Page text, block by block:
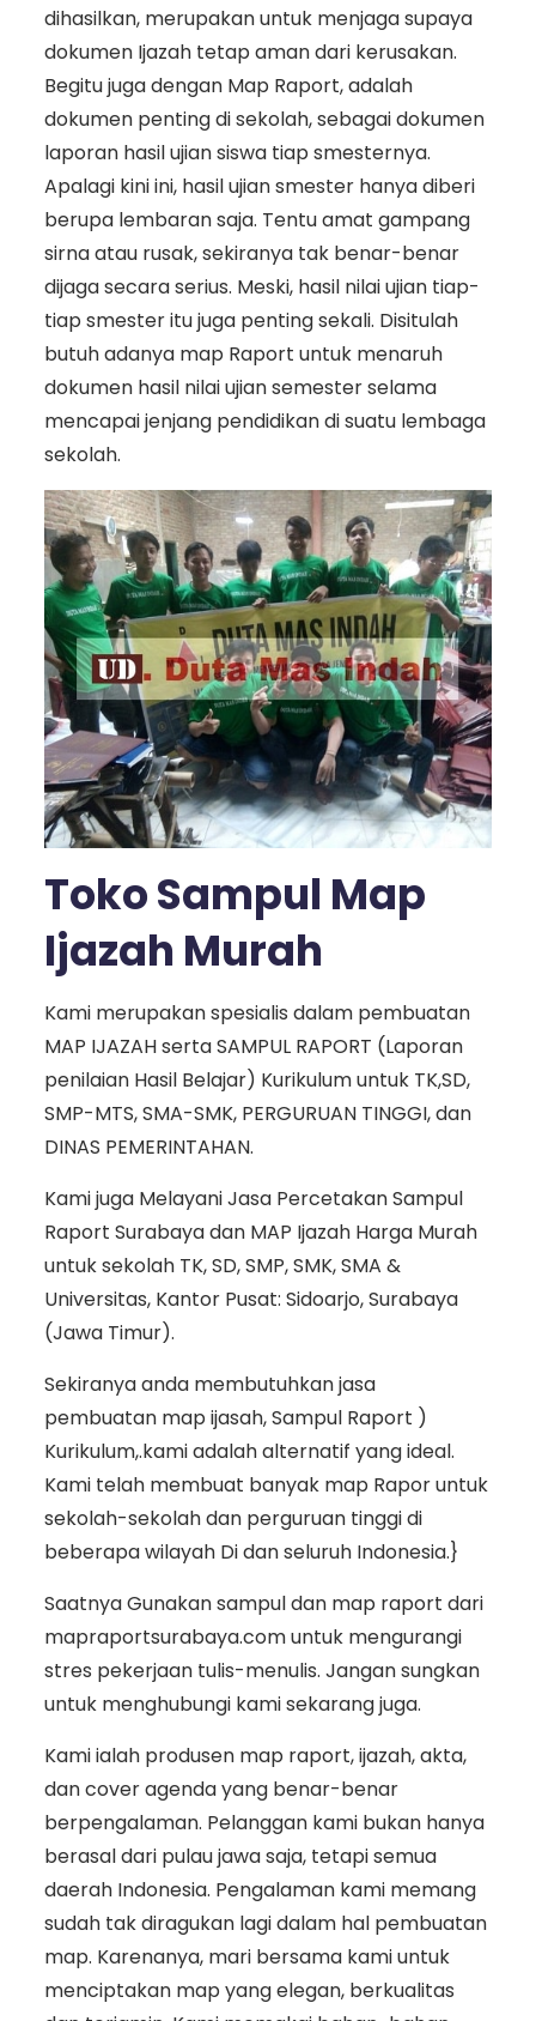
dihasilkan, merupakan untuk menjaga supaya
dokumen Ijazah tetap aman dari kerusakan.
Begitu juga dengan Map Raport, adalah
dokumen penting di sekolah, sebagai dokumen
laporan hasil ujian siswa tiap smesternya.
Apalagi kini ini, hasil ujian smester hanya diberi
berupa lembaran saja. Tentu amat gampang
sirna atau rusak, sekiranya tak benar-benar
dijaga secara serius. Meski, hasil nilai ujian tiap-
tiap smester itu juga penting sekali. Disitulah
butuh adanya map Raport untuk menaruh
dokumen hasil nilai ujian semester selama
mencapai jenjang pendidikan di suatu lembaga
sekolah.
Toko Sampul Map
Ijazah Murah
Kami merupakan spesialis dalam pembuatan
MAP IJAZAH serta SAMPUL RAPORT (Laporan
penilaian Hasil Belajar) Kurikulum untuk TK,SD,
SMP-MTS, SMA-SMK, PERGURUAN TINGGI, dan
DINAS PEMERINTAHAN.
Kami juga Melayani Jasa Percetakan Sampul
Raport Surabaya dan MAP Ijazah Harga Murah
untuk sekolah TK, SD, SMP, SMK, SMA &
Universitas, Kantor Pusat: Sidoarjo, Surabaya
(Jawa Timur).
Sekiranya anda membutuhkan jasa
pembuatan map ijasah, Sampul Raport )
Kurikulum,.kami adalah alternatif yang ideal.
Kami telah membuat banyak map Rapor untuk
sekolah-sekolah dan perguruan tinggi di
beberapa wilayah Di dan seluruh Indonesia.}
Saatnya Gunakan sampul dan map raport dari
mapraportsurabaya.com untuk mengurangi
stres pekerjaan tulis-menulis. Jangan sungkan
untuk menghubungi kami sekarang juga.
Kami ialah produsen map raport, ijazah, akta,
dan cover agenda yang benar-benar
berpengalaman. Pelanggan kami bukan hanya
berasal dari pulau jawa saja, tetapi semua
daerah Indonesia. Pengalaman kami memang
sudah tak diragukan lagi dalam hal pembuatan
map. Karenanya, mari bersama kami untuk
menciptakan map yang elegan, berkualitas